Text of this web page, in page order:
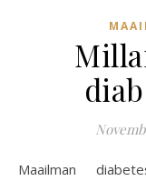
Maailman diabetespäivää vietetään vuosittain 14.